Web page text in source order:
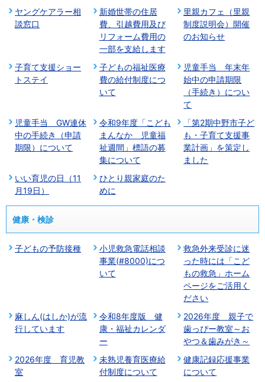
ヤングケアラー相
談窓口
新婚世帯の住居
費、引越費用及び
リフォーム費用の
一部を支給します
里親カフェ（里親
制度説明会）開催
のお知らせ
子育て支援ショー
トステイ
子どもの福祉医療
費の給付制度につ
いて
児童手当 年末年
始中の申請期限
（手続き）につい
て
児童手当 GW連休
中の手続き（申請
期限）について
令和9年度「こども
まんなか 児童福
祉週間」標語の募
集について
「第2期中野市子ど
も・子育て支援事
業計画」を策定し
ました
いい育児の日（11
月19日）
ひとり親家庭のた
めに
健康・検診
子どもの予防接種
小児救急電話相談
事業(#8000)につ
いて
救急外来受診に迷
った時には「こど
もの救急」ホーム
ページをご活用く
ださい
麻しん(はしか)が流
行しています
令和8年度版 健
康・福祉カレンダ
ー
2026年度 親子で
歯っぴー教室～お
やつ＆歯みがき～
2026年度 育児教
室
未熟児養育医療給
付制度について
健康記録応援事業
について